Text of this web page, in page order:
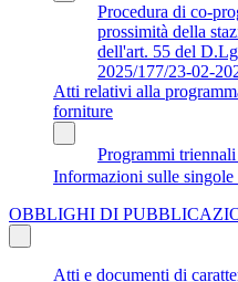
Procedura di co-
prossimità della
dell'art. 55 del
2025/177/23-02-
Atti relativi alla
forniture
Programmi
Informazioni sulle
OBBLIGHI DI
Atti e documenti di